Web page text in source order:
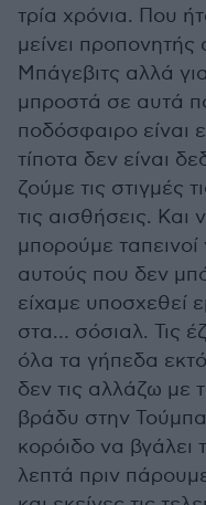
τρία χρόνια. Που
μείνει
Μπάγεβιτς αλλά
μπροστά σε αυτά
ποδόσφαιρο είναι
τίποτα δεν είναι
ζούμε τις στιγμές
τις αισθήσεις.
μπορούμε
αυτούς που δεν
είχαμε υποσχεθεί
στα… σόσιαλ. Τις
όλα τα γήπεδα
δεν τις αλλάζω με
βράδυ στην
κορόιδο να βγάλει
λεπτά πριν